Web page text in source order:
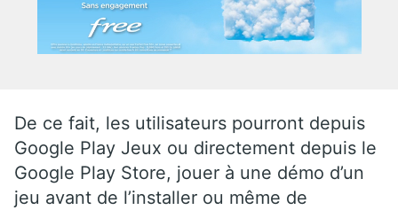
De ce fait, les utilisateurs pourront depuis
Google Play Jeux ou directement depuis le
Google Play Store, jouer à une démo d’un
jeu avant de l’installer ou même de